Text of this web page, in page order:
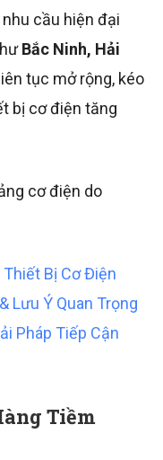
cầu hiện đại
Bắc Ninh, Hải
tục mở rộng, kéo
bị cơ điện tăng
cơ điện do
Bị Cơ Điện
Lưu Ý Quan Trọng
Pháp Tiếp Cận
Tiềm